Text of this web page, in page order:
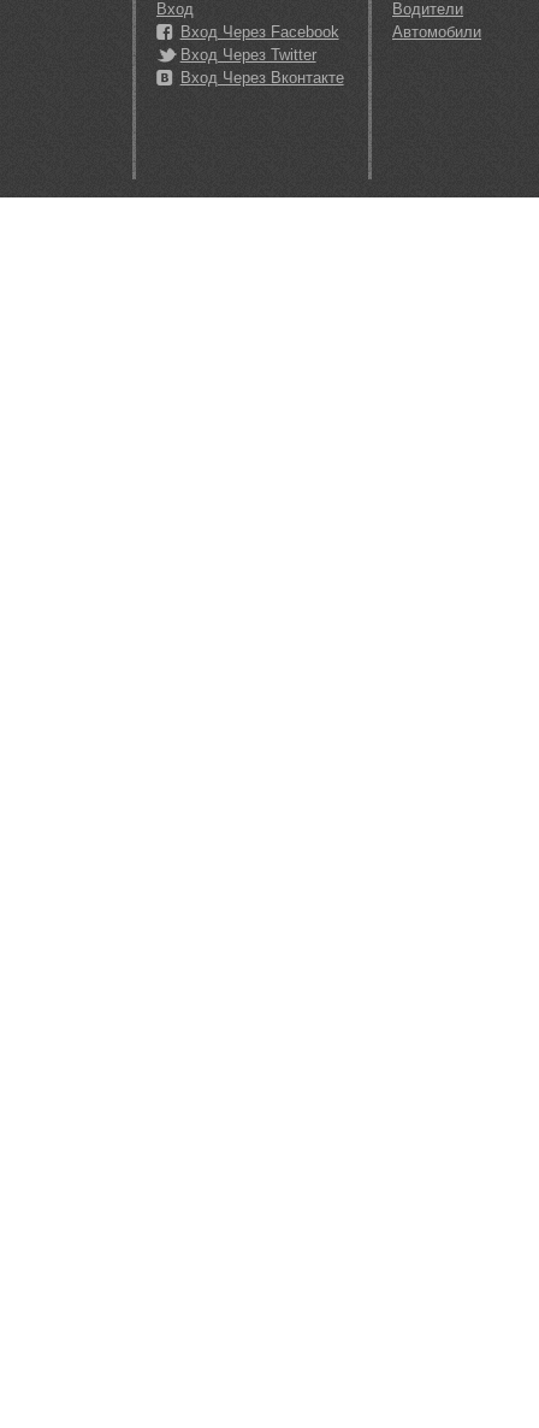
Вход
Вход Через Facebook
Вход Через Twitter
Вход Через Вконтакте
Водители
Автомобили